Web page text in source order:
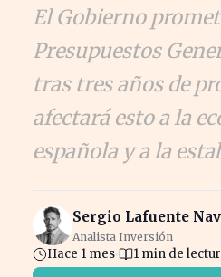
El Gobierno
Presupuestos
tras tres años de
afectará esto a la
española y a la
Sergio Lafuente
Analista Inversión
Hace 1 mes 1 min de